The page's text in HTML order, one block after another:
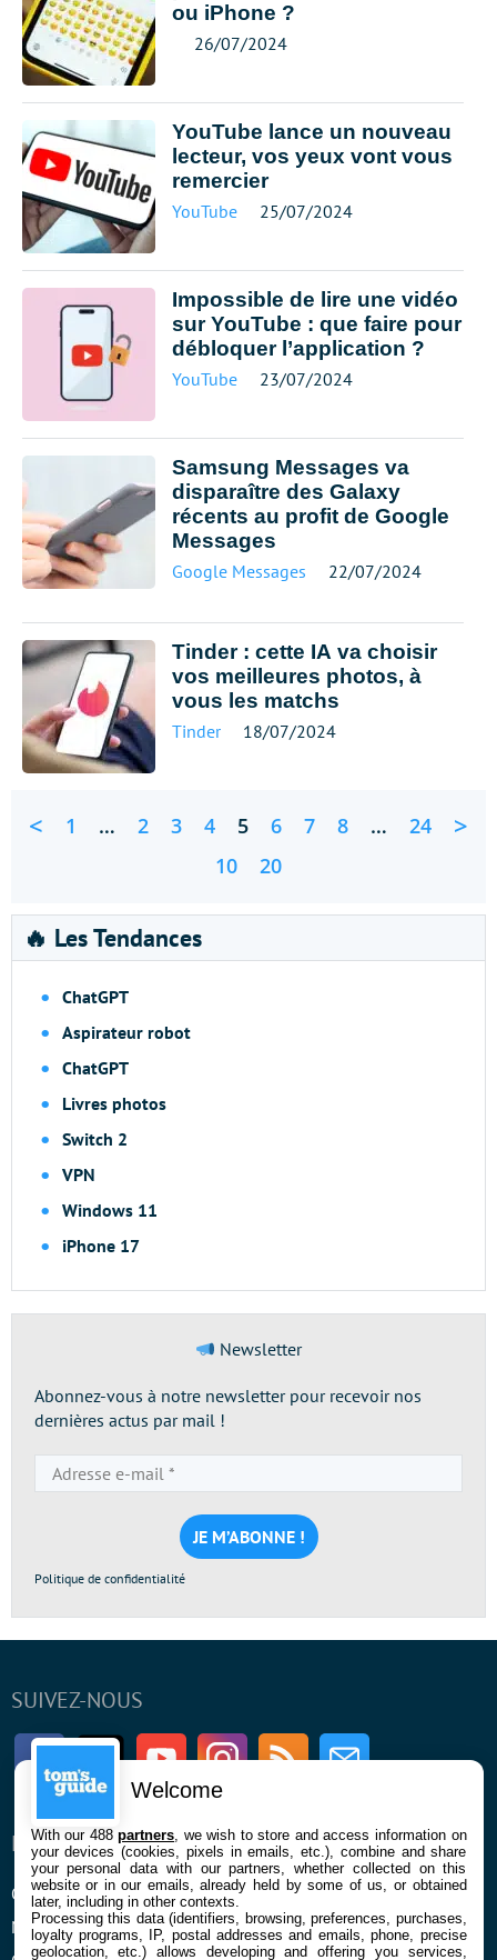
ou iPhone ?
26/07/2024
YouTube lance un nouveau
lecteur, vos yeux vont vous
remercier
YouTube 25/07/2024
Impossible de lire une vidéo
sur YouTube : que faire pour
débloquer l’application ?
YouTube 23/07/2024
Samsung Messages va
disparaître des Galaxy
récents au profit de Google
Messages
Google Messages 22/07/2024
Tinder : cette IA va choisir
vos meilleures photos, à
vous les matchs
Tinder 18/07/2024
< 1 … 2 3 4 5 6 7 8 … 24 >
10 20
🔥 Les Tendances
ChatGPT
Aspirateur robot
ChatGPT
Livres photos
Switch 2
VPN
Windows 11
iPhone 17
Newsletter
Abonnez-vous à notre newsletter pour recevoir nos
dernières actus par mail !
e-
mail
*
Politique de confidentialité
SUIVEZ-NOUS
FacebookTwitter Youtube InstagramRSS Newsletter
ENTREPRISE
Qui sommes nous
Mentions légales et CGU
À PROPOS
La rédaction
Contact
Welcome
With our 488partners , we wish to store and access information on
your devices (cookies, pixels in emails, etc.), combine and share
your personal data with our partners, whether collected on this
website or in our emails, already held by some of us, or obtained
later, including in other contexts.
Processing this data (identifiers, browsing, preferences, purchases,
loyalty programs, IP, postal addresses and emails, phone, precise
geolocation, etc.) allows developing and offering you services,